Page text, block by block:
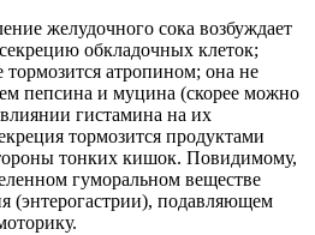
желудочного сока возбуждает
обкладочных клеток;
тормозится атропином; она не
пепсина и муцина (скорее можно
гистамина на их
тормозится продуктами
тонких кишок. Повидимому,
гуморальном веществе
(энтерогастрии), подавляющем